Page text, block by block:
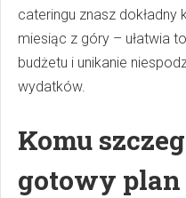
cateringu znasz dokładny
miesiąc z góry – ułatwia
budżetu i unikanie
wydatków.
Komu
gotowy